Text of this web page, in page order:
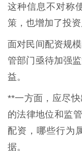
这种信息不对称
策，也增加了投资
面对民间配资规
管部门亟待加强
益。
**一方面，应尽
的法律地位和监
配资，哪些行为
据。